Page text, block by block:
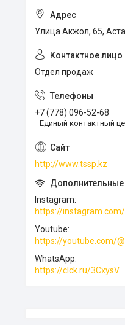
Улица Акжол, 65,
Отдел продаж
+7 (778) 096-52-68
Единый контактный
http://www.tssp.kz
Instagram
https://
Youtube
https://youtube.com/
WhatsApp
https://clck.ru/3CxysV